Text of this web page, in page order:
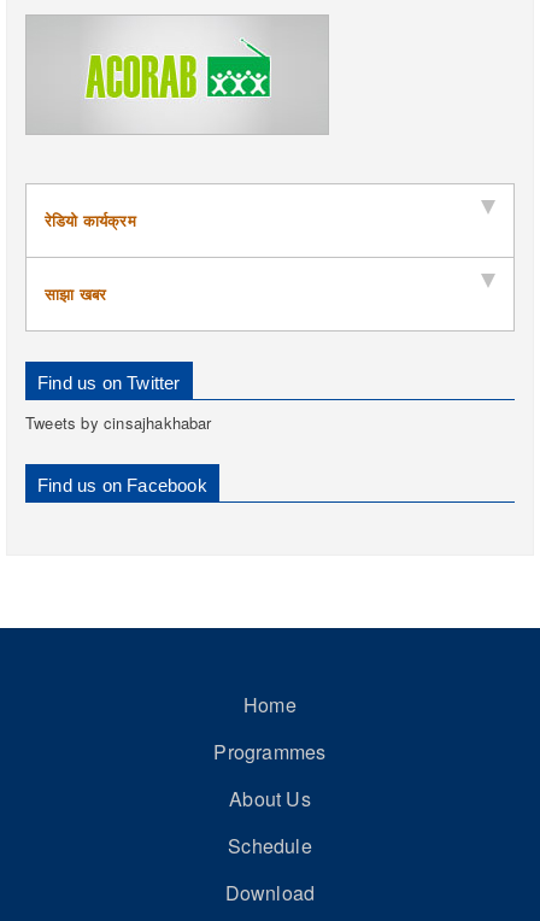
रेडियो कार्यक्रम
साझा खबर
Find us on Twitter
Tweets by cinsajhakhabar
Find us on Facebook
Home
Programmes
About Us
Schedule
Download